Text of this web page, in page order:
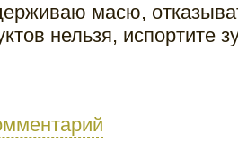
масю,
нельзя, испортите